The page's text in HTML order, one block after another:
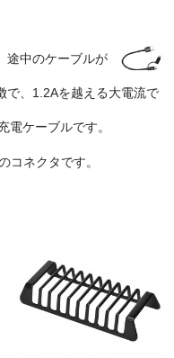
途中のケーブルが
で、1.2Aを越える大電流で
電ケーブルです。
コネクタです。